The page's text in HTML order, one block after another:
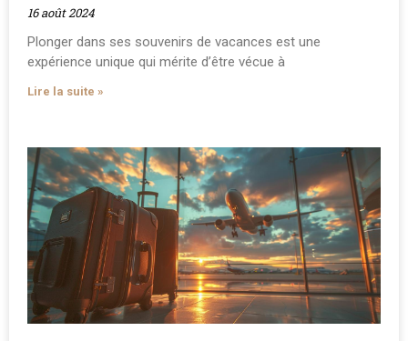
16 août 2024
Plonger dans ses souvenirs de vacances est une
expérience unique qui mérite d’être vécue à
Lire la suite »